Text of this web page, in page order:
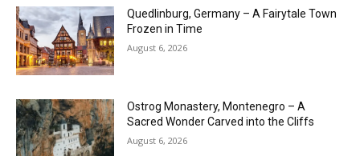
Quedlinburg, Germany – A Fairytale Town
Frozen in Time
August 6, 2026
Ostrog Monastery, Montenegro – A
Sacred Wonder Carved into the Cliffs
August 6, 2026